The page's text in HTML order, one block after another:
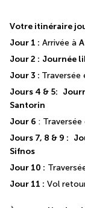
Votre itinéraire
Jour 1 : Arrivée à
Jour 2 : Journée
Jour 3 : Traversée
Jours 4 & 5:
Santorin
Jour 6 :
Jours 7, 8 & 9 :
Sifnos
Jour 10 :
Jour 11 : Vol